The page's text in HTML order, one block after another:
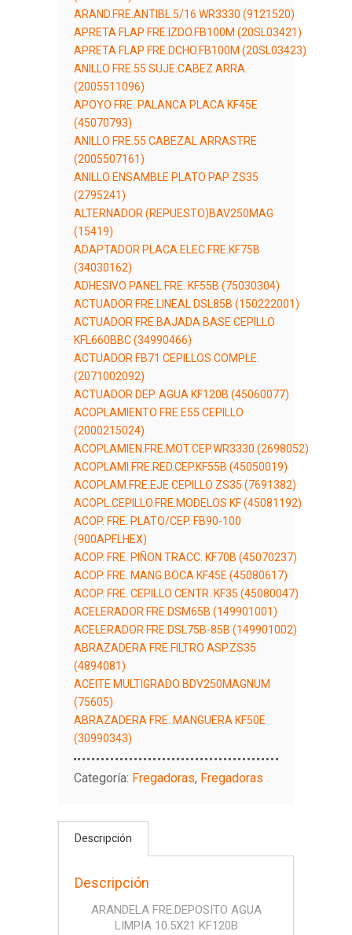
ARAND.FRE.ANTIBL.5/16 WR3330 (9121520)
APRETA FLAP FRE.IZDO.FB100M (20SL03421)
APRETA FLAP FRE.DCHO.FB100M (20SL03423)
ANILLO FRE.55 SUJE.CABEZ.ARRA.
(2005511096)
APOYO FRE. PALANCA PLACA KF45E
(45070793)
ANILLO FRE.55 CABEZAL ARRASTRE
(2005507161)
ANILLO ENSAMBLE PLATO PAP ZS35
(2795241)
ALTERNADOR (REPUESTO)BAV250MAG
(15419)
ADAPTADOR PLACA ELEC.FRE.KF75B
(34030162)
ADHESIVO PANEL FRE. KF55B (75030304)
ACTUADOR FRE.LINEAL DSL85B (150222001)
ACTUADOR FRE.BAJADA BASE CEPILLO
KFL660BBC (34990466)
ACTUADOR FB71 CEPILLOS COMPLE.
(2071002092)
ACTUADOR DEP. AGUA KF120B (45060077)
ACOPLAMIENTO FRE.E55 CEPILLO
(2000215024)
ACOPLAMIEN.FRE.MOT.CEP.WR3330 (2698052)
ACOPLAMI.FRE.RED.CEP.KF55B (45050019)
ACOPLAM.FRE.EJE CEPILLO ZS35 (7691382)
ACOPL.CEPILLO.FRE.MODELOS KF (45081192)
ACOP. FRE. PLATO/CEP. FB90-100
(900APFLHEX)
ACOP. FRE. PIÑON TRACC. KF70B (45070237)
ACOP. FRE. MANG.BOCA KF45E (45080617)
ACOP. FRE. CEPILLO CENTR. KF35 (45080047)
ACELERADOR FRE.DSM65B (149901001)
ACELERADOR FRE.DSL75B-85B (149901002)
ABRAZADERA FRE.FILTRO ASP.ZS35
(4894081)
ACEITE MULTIGRADO BDV250MAGNUM
(75605)
ABRAZADERA FRE. MANGUERA KF50E
(30990343)
Categoría: Fregadoras, Fregadoras
Descripción
Descripción
ARANDELA FRE.DEPOSITO AGUA
LIMPIA 10.5X21 KF120B